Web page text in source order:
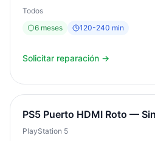
Todos
6 meses 120-240 min
Solicitar reparación →
PS5 Puerto HDMI Roto —
PlayStation 5